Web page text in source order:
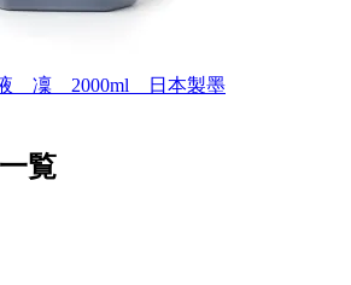
液 凜 2000ml 日本製墨
覧